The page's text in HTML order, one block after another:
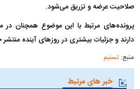
صلاحیت عرضه و تزریق می‌شود.
پرونده‌های مرتبط با این موضوع همچنان در
دارند و جزئیات بیشتری در روز‌های آینده
منبع:تسنیم
خبر های مرتبط